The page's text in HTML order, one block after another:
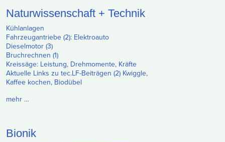
Naturwissenschaft + Technik
Kühlanlagen
Fahrzeugantriebe (2): Elektroauto
Dieselmotor (3)
Bruchrechnen (1)
Kreissäge: Leistung, Drehmomente, Kräfte
Aktuelle Links zu tec.LF-Beiträgen (2) Kwiggle,
Kaffee kochen, Biodübel
mehr …
Bionik